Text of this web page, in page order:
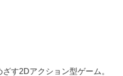
す2Dアクション型ゲーム。